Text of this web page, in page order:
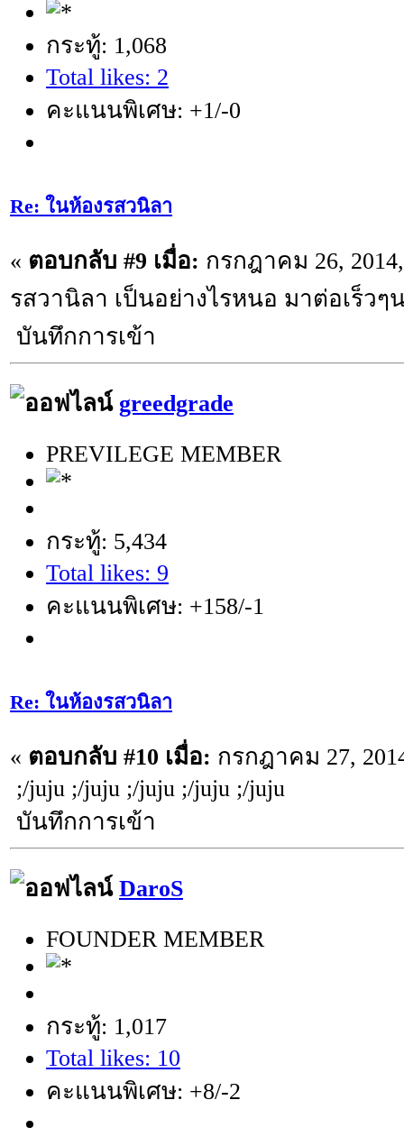
กระทู้: 1,068
Total likes: 2
คะแนนพิเศษ: +1/-0
Re: ในห้องรสวนิลา
« ตอบกลับ #9 เมื่อ: กรกฎาคม 26,
รสวานิลา เป็นอย่างไรหนอ มาต่อเร็วๆ
บันทึกการเข้า
greedgrade
PREVILEGE MEMBER
กระทู้: 5,434
Total likes: 9
คะแนนพิเศษ: +158/-1
Re: ในห้องรสวนิลา
« ตอบกลับ #10 เมื่อ: กรกฎาคม 27,
;/juju ;/juju ;/juju ;/juju ;/juju
บันทึกการเข้า
DaroS
FOUNDER MEMBER
กระทู้: 1,017
Total likes: 10
คะแนนพิเศษ: +8/-2